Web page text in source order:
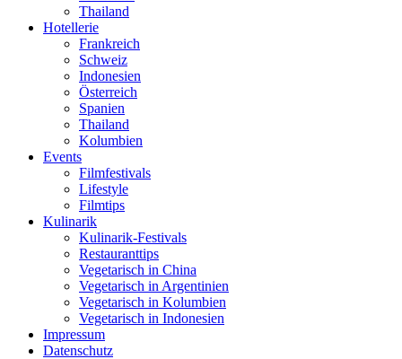
Thailand
Hotellerie
Frankreich
Schweiz
Indonesien
Österreich
Spanien
Thailand
Kolumbien
Events
Filmfestivals
Lifestyle
Filmtips
Kulinarik
Kulinarik-Festivals
Restauranttips
Vegetarisch in China
Vegetarisch in Argentinien
Vegetarisch in Kolumbien
Vegetarisch in Indonesien
Impressum
Datenschutz